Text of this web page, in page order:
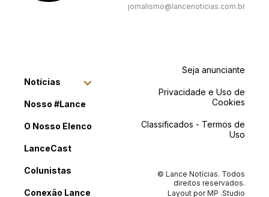
jornalismo@lancenoticias.com.br
Notícias
Nosso #Lance
O Nosso Elenco
LanceCast
Colunistas
Conexão Lance
Seja anunciante
Privacidade e Uso de
Cookies
Classificados - Termos de
Uso
© Lance Notícias. Todos
direitos reservados.
Layout porMP .Studio